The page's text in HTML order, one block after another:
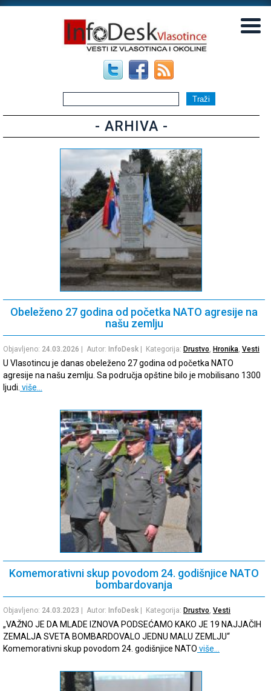
- ARHIVA -
Obeleženo 27 godina od početka NATO agresije na
našu zemlju
Objavljeno: 24.03.2026 | Autor: InfoDesk | Kategorija: Drustvo, Hronika, Vesti
U Vlasotincu je danas obeleženo 27 godina od početka NATO
agresije na našu zemlju. Sa područja opštine bilo je mobilisano 1300
ljudi. više…
Komemorativni skup povodom 24. godišnjice NATO
bombardovanja
Objavljeno: 24.03.2023 | Autor: InfoDesk | Kategorija: Drustvo, Vesti
„VAŽNO JE DA MLADE IZNOVA PODSEĆAMO KAKO JE 19 NAJJAČIH
ZEMALJA SVETA BOMBARDOVALO JEDNU MALU ZEMLJU“
Komemorativni skup povodom 24. godišnjice NATO više…